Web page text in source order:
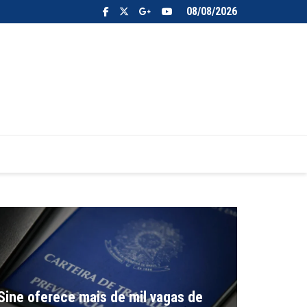
08/08/2026
oferece mais de mil vagas de